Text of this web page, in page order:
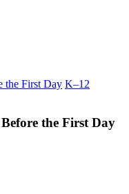
K–12
the First Day